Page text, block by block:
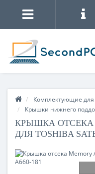
Комплектующие для
Крышки нижнего
КРЫШКА ОТСЕКА
ДЛЯ TOSHIBA